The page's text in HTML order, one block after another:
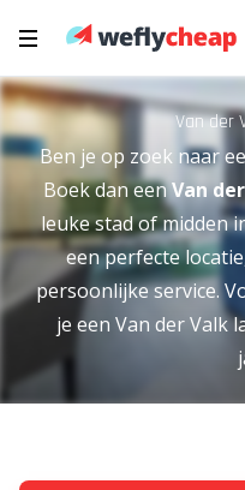
Van der
Ben je op zoek naar
Boek dan eenVan
leuke stad of midden
een perfecte
persoonlijke service.
je een Van der Valk